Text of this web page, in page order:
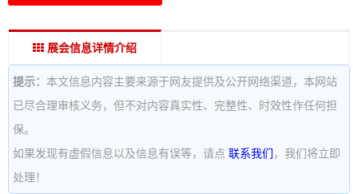
展会信息详情介绍
提示： 本文信息内容主要来源于网友提供及公开网络渠道，本网站
已尽合理审核义务，但不对内容真实性、完整性、时效性作任何担
保。
如果发现有虚假信息以及信息有误等，请点 联系我们 ，我们将立即
处理！